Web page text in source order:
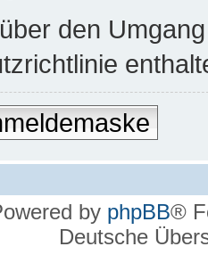
den
by phpBB®
Deutsche